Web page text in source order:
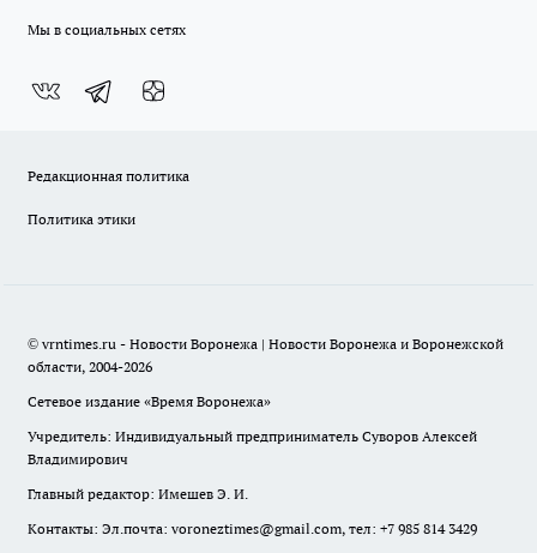
Мы в социальных сетях
Редакционная политика
Политика этики
© vrntimes.ru - Новости Воронежа | Новости Воронежа и Воронежской
области, 2004-2026
Сетевое издание «Время Воронежа»
Учредитель: Индивидуальный предприниматель Суворов Алексей
Владимирович
Главный редактор: Имешев Э. И.
Контакты: Эл.почта: voroneztimes@gmail.com, тел: +7 985 814 3429